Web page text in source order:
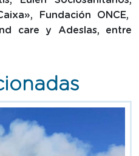
Fundación ONCE,
care y Adeslas, entre